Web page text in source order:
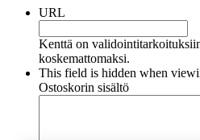
URL
Kenttä on
koskemattomaksi.
This field is hidden when
Ostoskorin sisältö